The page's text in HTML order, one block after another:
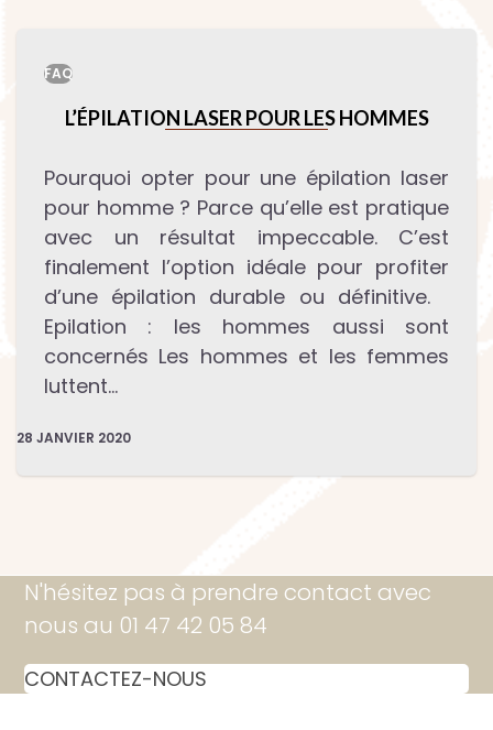
FAQ
L’ÉPILATION LASER POUR LES HOMMES
Pourquoi opter pour une épilation laser
pour homme ? Parce qu’elle est pratique
avec un résultat impeccable. C’est
finalement l’option idéale pour profiter
d’une épilation durable ou définitive.
Epilation : les hommes aussi sont
concernés Les hommes et les femmes
luttent…
28 JANVIER 2020
N'hésitez pas à prendre contact avec
nous au 01 47 42 05 84
CONTACTEZ-NOUS